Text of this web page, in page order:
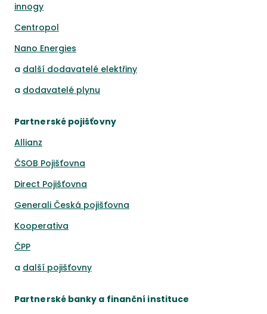
innogy
Centropol
Nano Energies
a další dodavatelé elektřiny
a dodavatelé plynu
Partnerské pojišťovny
Allianz
ČSOB Pojišťovna
Direct Pojišťovna
Generali Česká pojišťovna
Kooperativa
ČPP
a další pojišťovny
Partnerské banky a finanční instituce